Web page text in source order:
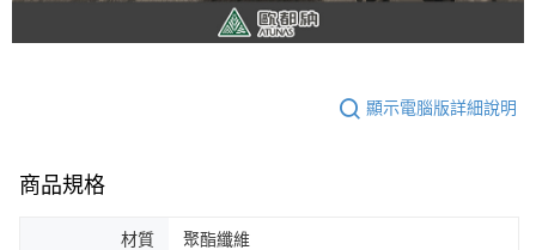
顯示電腦版詳細說明
商品規格
材質 聚酯纖維